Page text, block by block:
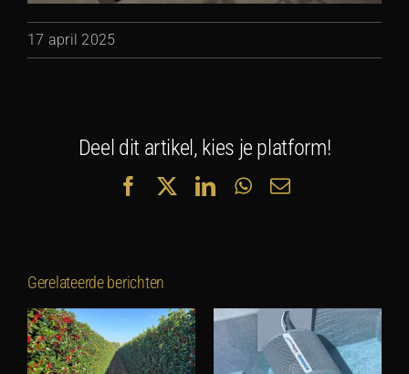
17 april 2025
Deel dit artikel, kies je platform!
FacebookLinkedInWhatsApp
E-
Gerelateerde berichten